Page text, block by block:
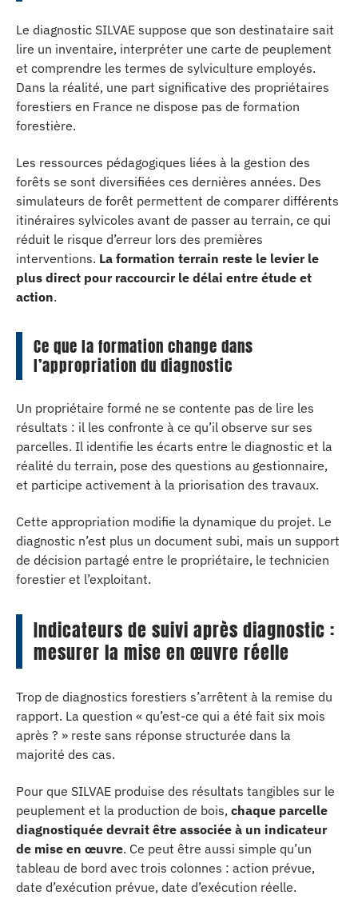
Le diagnostic SILVAE suppose que son destinataire sait
lire un inventaire, interpréter une carte de peuplement
et comprendre les termes de sylviculture employés.
Dans la réalité, une part significative des propriétaires
forestiers en France ne dispose pas de formation
forestière.
Les ressources pédagogiques liées à la gestion des
forêts se sont diversifiées ces dernières années. Des
simulateurs de forêt permettent de comparer différents
itinéraires sylvicoles avant de passer au terrain, ce qui
réduit le risque d’erreur lors des premières
interventions. La formation terrain reste le levier le
plus direct pour raccourcir le délai entre étude et
action.
Ce que la formation change dans
l’appropriation du diagnostic
Un propriétaire formé ne se contente pas de lire les
résultats : il les confronte à ce qu’il observe sur ses
parcelles. Il identifie les écarts entre le diagnostic et la
réalité du terrain, pose des questions au gestionnaire,
et participe activement à la priorisation des travaux.
Cette appropriation modifie la dynamique du projet. Le
diagnostic n’est plus un document subi, mais un support
de décision partagé entre le propriétaire, le technicien
forestier et l’exploitant.
Indicateurs de suivi après diagnostic :
mesurer la mise en œuvre réelle
Trop de diagnostics forestiers s’arrêtent à la remise du
rapport. La question « qu’est-ce qui a été fait six mois
après ? » reste sans réponse structurée dans la
majorité des cas.
Pour que SILVAE produise des résultats tangibles sur le
peuplement et la production de bois, chaque parcelle
diagnostiquée devrait être associée à un indicateur
de mise en œuvre. Ce peut être aussi simple qu’un
tableau de bord avec trois colonnes : action prévue,
date d’exécution prévue, date d’exécution réelle.